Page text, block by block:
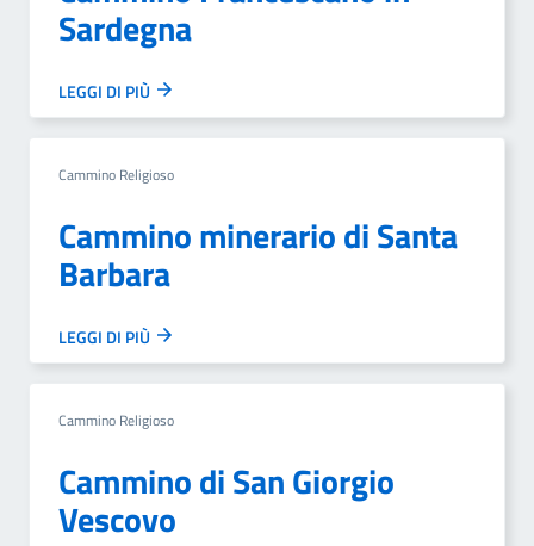
Sardegna
LEGGI DI PIÙ
Cammino Religioso
Cammino minerario di Santa
Barbara
LEGGI DI PIÙ
Cammino Religioso
Cammino di San Giorgio
Vescovo